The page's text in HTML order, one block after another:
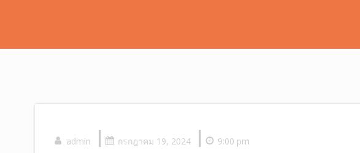
admin | กรกฎาคม 19, 2024 | 9:00 pm